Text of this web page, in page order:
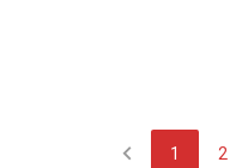
chevron_left 1 2